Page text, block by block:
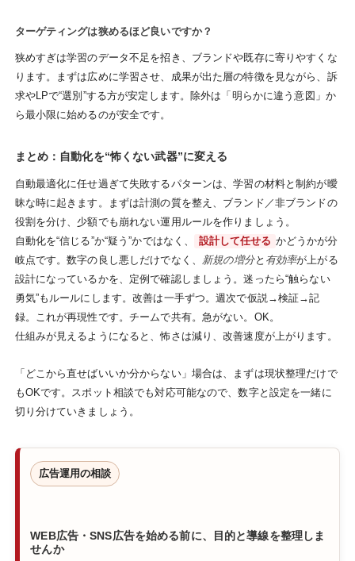
ターゲティングは狭めるほど良いですか？
狭めすぎは学習のデータ不足を招き、ブランドや既存に寄りやすくな
ります。まずは広めに学習させ、成果が出た層の特徴を見ながら、訴
求やLPで“選別”する方が安定します。除外は「明らかに違う意図」か
ら最小限に始めるのが安全です。
まとめ：自動化を“怖くない武器”に変える
自動最適化に任せ過ぎて失敗するパターンは、学習の材料と制約が曖
昧な時に起きます。まずは計測の質を整え、ブランド／非ブランドの
役割を分け、少額でも崩れない運用ルールを作りましょう。
自動化を“信じる”か“疑う”かではなく、
設計して任せる かどうかが分
岐点です。数字の良し悪しだけでなく、 新規の増分と 有効率が上がる
設計になっているかを、定例で確認しましょう。迷ったら“触らない
勇気”もルールにします。改善は一手ずつ。週次で仮説→検証→記
録。これが再現性です。チームで共有。急がない。OK。
仕組みが見えるようになると、怖さは減り、改善速度が上がります。
「どこから直せばいいか分からない」場合は、まずは現状整理だけで
もOKです。スポット相談でも対応可能なので、数字と設定を一緒に
切り分けていきましょう。
広告運用の相談
WEB広告・SNS広告を始める前に、目的と導線を整理しま
せんか